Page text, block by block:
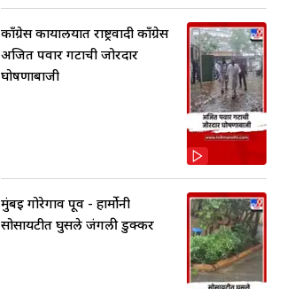
काँग्रेस कार्यालयात राष्ट्रवादी काँग्रेस
अजित पवार गटाची जोरदार
घोषणाबाजी
मुंबई गोरेगाव पूर्व - हार्मोनी
सोसायटीत घुसले जंगली डुक्कर